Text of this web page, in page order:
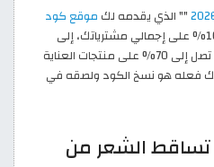
"" الذي يقدمه لك موقع كود
، وتمتع بتخفيض إضافي 10% على إجمالي مشترياتك، إلى
جانب الخصومات الأساسية التي تصل إلى 70% على منتجات العناية
فعله هو نسخ الكود ولصقه في
تساقط الشعر من